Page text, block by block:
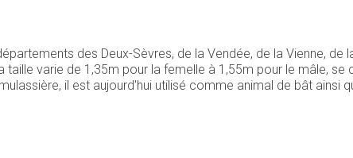
des Deux-Sèvres, de la Vendée, de la Vienne, de
taille varie de 1,35m pour la femelle à 1,55m pour le mâle, se
il est aujourd'hui utilisé comme animal de bât ainsi